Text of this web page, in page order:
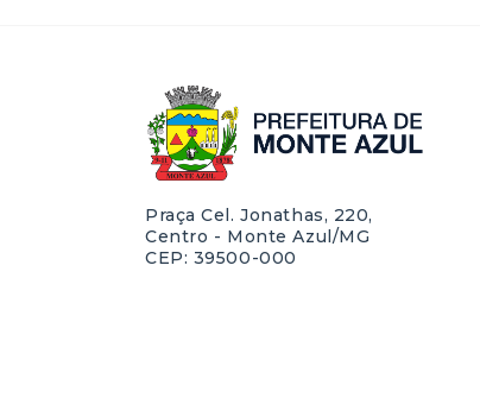
Praça Cel. Jonathas, 220,
Centro - Monte Azul/MG
CEP: 39500-000